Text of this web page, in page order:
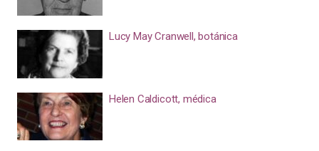
Lucy May Cranwell, botánica
Helen Caldicott, médica